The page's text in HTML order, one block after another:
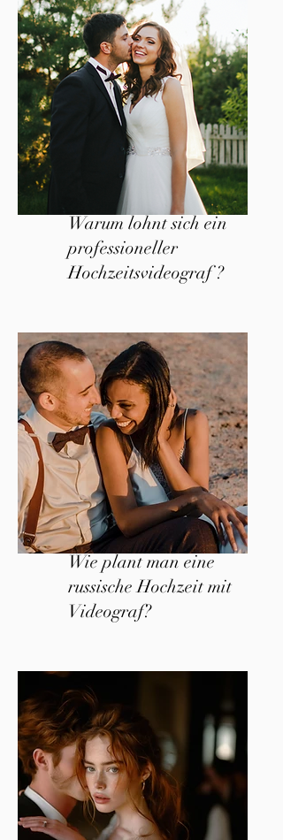
Warum lohnt sich ein
professioneller
Hochzeitsvideograf ?
Wie plant man eine
russische Hochzeit mit
Videograf?